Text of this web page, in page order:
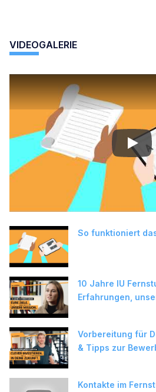
VIDEOGALERIE
Play
So funktioniert
10 Jahre IU
Erfahrungen,
Vorbereitung für
& Tipps zur
Kontakte im